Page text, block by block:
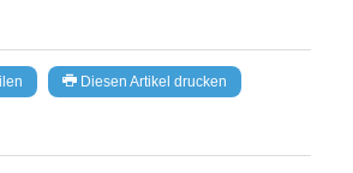
Diesen Artikel drucken